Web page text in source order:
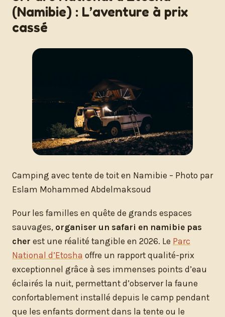
(Namibie) : L’aventure à prix
cassé
Camping avec tente de toit en Namibie – Photo par
Eslam Mohammed Abdelmaksoud
Pour les familles en quête de grands espaces
sauvages, organiser un safari en namibie pas
cher est une réalité tangible en 2026. Le Parc
National d’Etosha offre un rapport qualité-prix
exceptionnel grâce à ses immenses points d’eau
éclairés la nuit, permettant d’observer la faune
confortablement installé depuis le camp pendant
que les enfants dorment dans la tente ou le